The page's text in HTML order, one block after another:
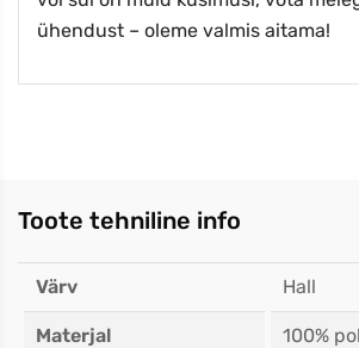
ühendust – oleme valmis aitama!
Toote tehniline info
Värv Hall
Materjal 100%